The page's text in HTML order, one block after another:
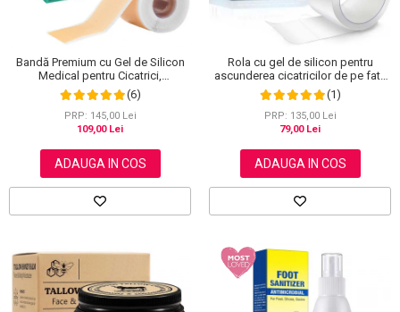
Bandă Premium cu Gel de Silicon
Medical pentru Cicatrici,
Reutilizabilă, NOVA KISS®, 4 cm x
1.5 m
(6)
PRP: 145,00 Lei
109,00 Lei
ADAUGA IN COS
Rola cu gel de silicon pentru
ascunderea cicatricilor de pe fata
sau corp, plasture reutilizabil, 2.5
cm x 1.5 m, Elaimei
(1)
PRP: 135,00 Lei
79,00 Lei
ADAUGA IN COS